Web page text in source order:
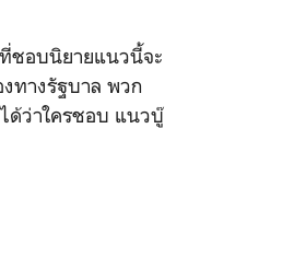
ชอบนิยายแนวนี้จะ
ทางรัฐบาล พวก
ด้ว่าใครชอบ แนวบู๊